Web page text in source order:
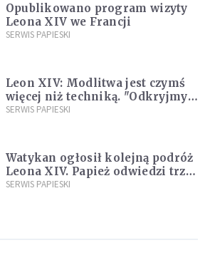
Opublikowano program wizyty
Leona XIV we Francji
SERWIS PAPIESKI
Leon XIV: Modlitwa jest czymś
więcej niż techniką. "Odkryjmy
ją na nowo"
SERWIS PAPIESKI
Watykan ogłosił kolejną podróż
Leona XIV. Papież odwiedzi trzy
kraje Ameryki Południowej
SERWIS PAPIESKI